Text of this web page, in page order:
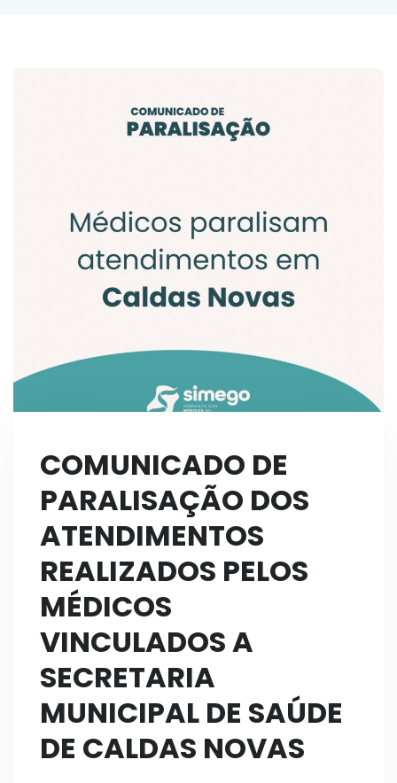
COMUNICADO DE
PARALISAÇÃO DOS
ATENDIMENTOS
REALIZADOS PELOS
MÉDICOS
VINCULADOS A
SECRETARIA
MUNICIPAL DE SAÚDE
DE CALDAS NOVAS